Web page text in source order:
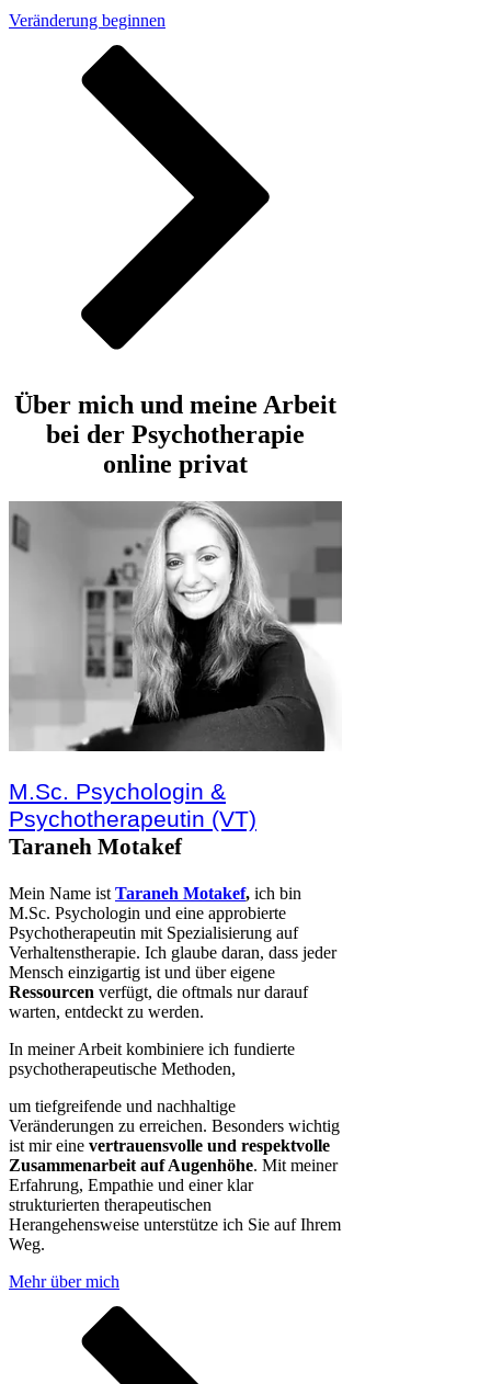
Veränderung beginnen
Über mich und meine Arbeit
bei der Psychotherapie
online privat
M.Sc. Psychologin &
Psychotherapeutin (VT)
Taraneh Motakef
Mein Name ist Taraneh Motakef, ich bin
M.Sc. Psychologin und eine approbierte
Psychotherapeutin mit Spezialisierung auf
Verhaltenstherapie. Ich glaube daran, dass jeder
Mensch einzigartig ist und über eigene
Ressourcen verfügt, die oftmals nur darauf
warten, entdeckt zu werden.
In meiner Arbeit kombiniere ich fundierte
psychotherapeutische Methoden,
um tiefgreifende und nachhaltige
Veränderungen zu erreichen. Besonders wichtig
ist mir eine vertrauensvolle und respektvolle
Zusammenarbeit auf Augenhöhe. Mit meiner
Erfahrung, Empathie und einer klar
strukturierten therapeutischen
Herangehensweise unterstütze ich Sie auf Ihrem
Weg.
Mehr über mich